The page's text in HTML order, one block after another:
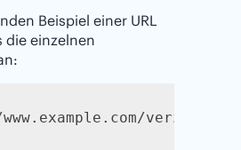
Beispiel einer URL
die einzelnen